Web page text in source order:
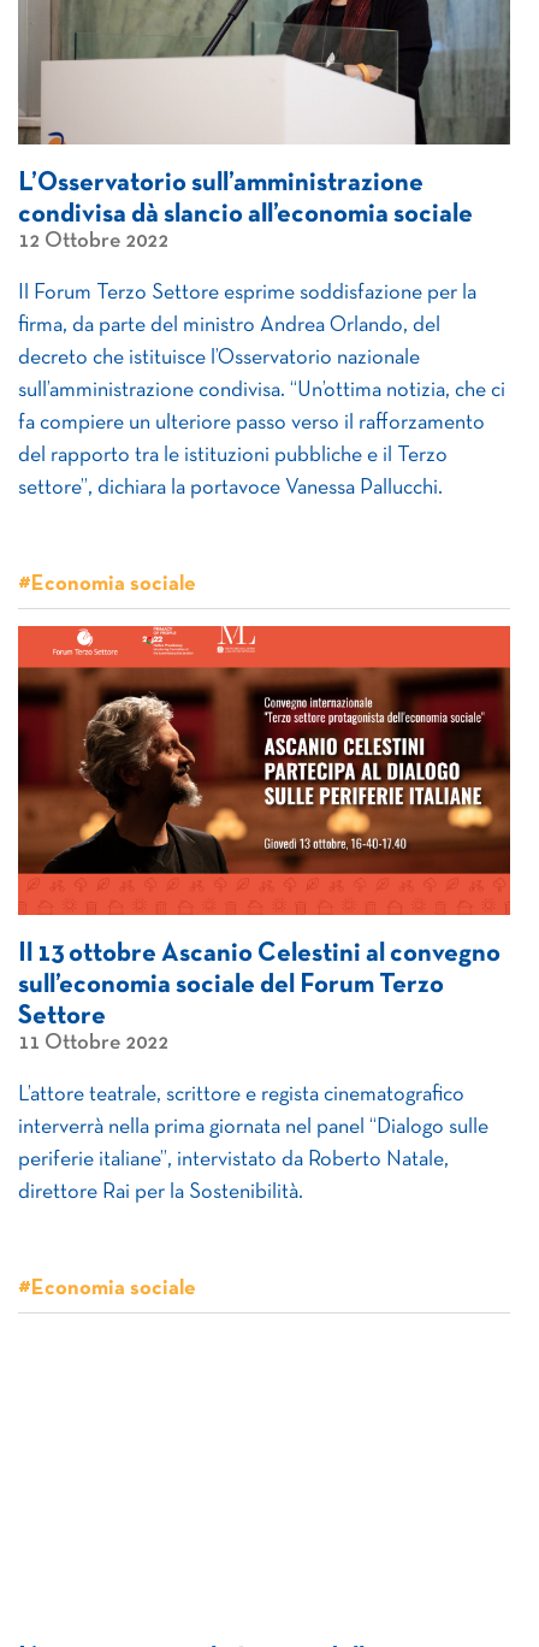
L’Osservatorio sull’amministrazione
condivisa dà slancio all’economia sociale
12 Ottobre 2022
Il Forum Terzo Settore esprime soddisfazione per la
firma, da parte del ministro Andrea Orlando, del
decreto che istituisce l’Osservatorio nazionale
sull’amministrazione condivisa. “Un’ottima notizia, che ci
fa compiere un ulteriore passo verso il rafforzamento
del rapporto tra le istituzioni pubbliche e il Terzo
settore”, dichiara la portavoce Vanessa Pallucchi.
#Economia sociale
Il 13 ottobre Ascanio Celestini al convegno
sull’economia sociale del Forum Terzo
Settore
11 Ottobre 2022
L’attore teatrale, scrittore e regista cinematografico
interverrà nella prima giornata nel panel “Dialogo sulle
periferie italiane”, intervistato da Roberto Natale,
direttore Rai per la Sostenibilità.
#Economia sociale